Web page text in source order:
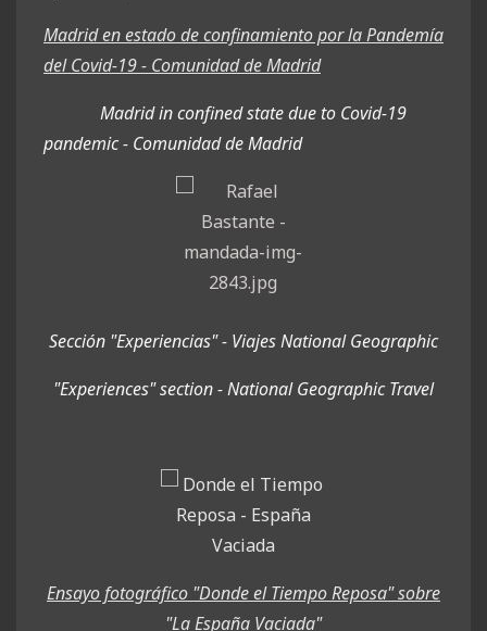
Madrid en estado de confinamiento por la Pandemía
del Covid-19 - Comunidad de Madrid
Madrid in confined state due to Covid-19
pandemic - Comunidad de Madrid
Sección "Experiencias" - Viajes National Geographic
"Experiences" section - National Geographic Travel
Ensayo fotográfico "Donde el Tiempo Reposa" sobre
"La España Vaciada"